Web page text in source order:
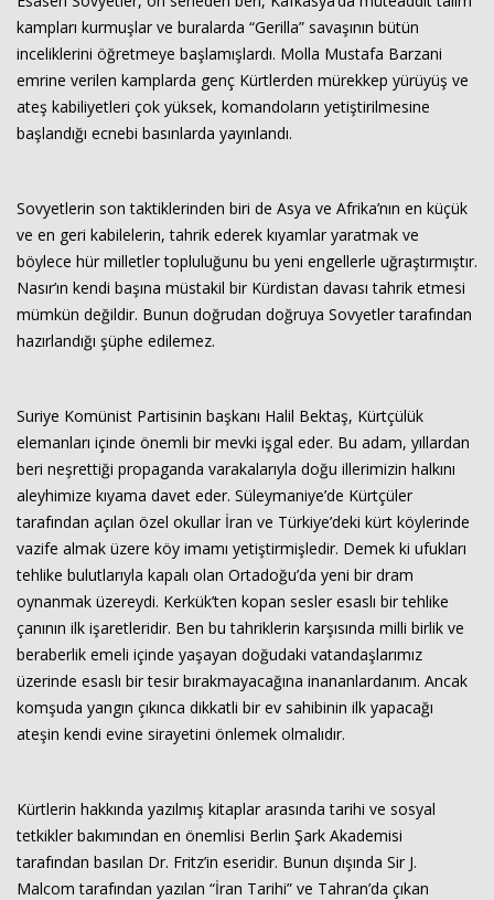
kampları kurmuşlar ve buralarda “Gerilla” savaşının bütün
inceliklerini öğretmeye başlamışlardı. Molla Mustafa Barzani
emrine verilen kamplarda genç Kürtlerden mürekkep yürüyüş ve
ateş kabiliyetleri çok yüksek, komandoların yetiştirilmesine
başlandığı ecnebi basınlarda yayınlandı.
Sovyetlerin son taktiklerinden biri de Asya ve Afrika’nın en küçük
ve en geri kabilelerin, tahrik ederek kıyamlar yaratmak ve
böylece hür milletler topluluğunu bu yeni engellerle uğraştırmıştır.
Nasır’ın kendi başına müstakil bir Kürdistan davası tahrik etmesi
mümkün değildir. Bunun doğrudan doğruya Sovyetler tarafından
hazırlandığı şüphe edilemez.
Suriye Komünist Partisinin başkanı Halil Bektaş, Kürtçülük
elemanları içinde önemli bir mevki işgal eder. Bu adam, yıllardan
beri neşrettiği propaganda varakalarıyla doğu illerimizin halkını
aleyhimize kıyama davet eder. Süleymaniye’de Kürtçüler
tarafından açılan özel okullar İran ve Türkiye’deki kürt köylerinde
vazife almak üzere köy imamı yetiştirmişledir. Demek ki ufukları
tehlike bulutlarıyla kapalı olan Ortadoğu’da yeni bir dram
oynanmak üzereydi. Kerkük’ten kopan sesler esaslı bir tehlike
çanının ilk işaretleridir. Ben bu tahriklerin karşısında milli birlik ve
beraberlik emeli içinde yaşayan doğudaki vatandaşlarımız
üzerinde esaslı bir tesir bırakmayacağına inananlardanım. Ancak
komşuda yangın çıkınca dikkatli bir ev sahibinin ilk yapacağı
ateşin kendi evine sirayetini önlemek olmalıdır.
Kürtlerin hakkında yazılmış kitaplar arasında tarihi ve sosyal
tetkikler bakımından en önemlisi Berlin Şark Akademisi
tarafından basılan Dr. Fritz’in eseridir. Bunun dışında Sir J.
Malcom tarafından yazılan “İran Tarihi” ve Tahran’da çıkan